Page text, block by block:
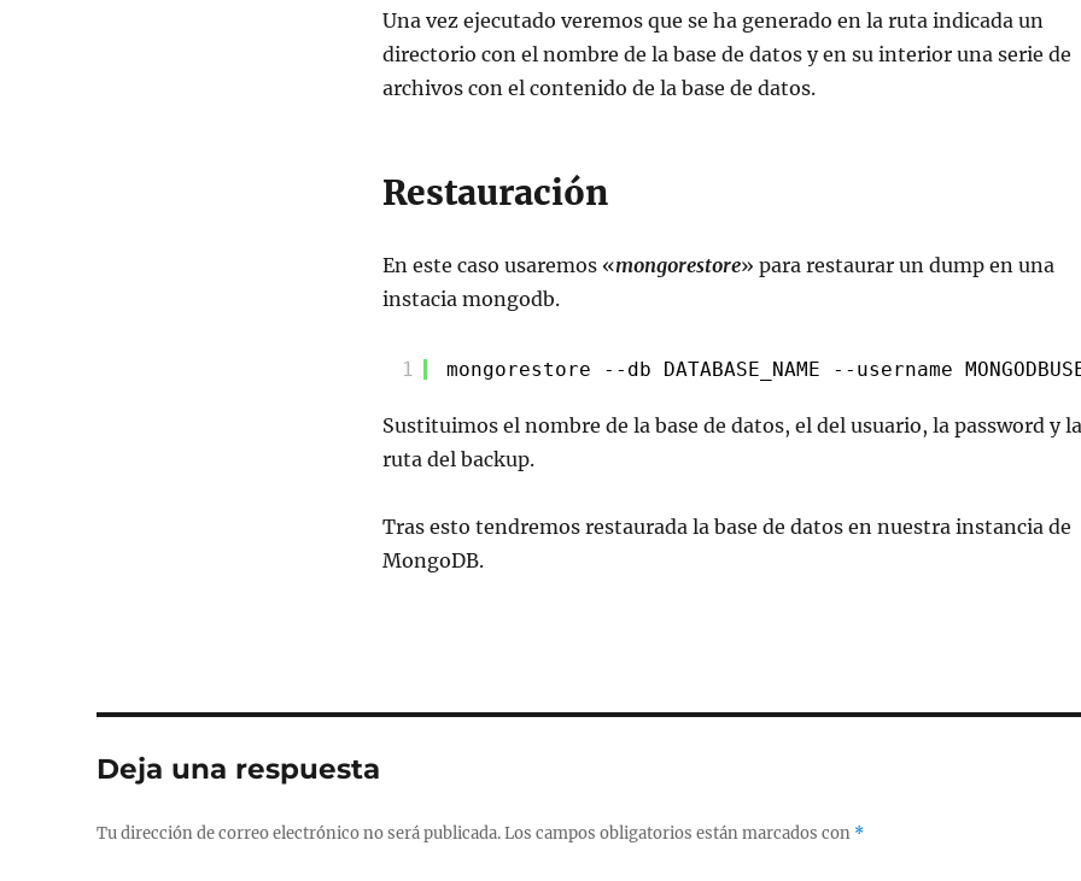
Una vez ejecutado veremos que se ha generado en la ruta indicada un
directorio con el nombre de la base de datos y en su interior una serie de
archivos con el contenido de la base de datos.
Restauración
En este caso usaremos «mongorestore» para restaurar un dump en una
instacia mongodb.
1 mongorestore --db DATABASE_NAME --username
Sustituimos el nombre de la base de datos, el del usuario, la password y la
ruta del backup.
Tras esto tendremos restaurada la base de datos en nuestra instancia de
MongoDB.
Deja una respuesta
Tu dirección de correo electrónico no será publicada.Los campos obligatorios están marcados con *